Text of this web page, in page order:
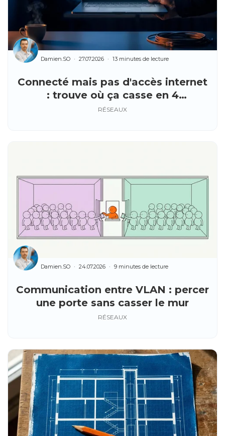
Connecté mais pas d'accès internet
: trouve où ça casse en 4
commandes
Damien.SO 27.07.2026 13 minutes de lecture
RÉSEAUX
Communication entre VLAN : percer
une porte sans casser le mur
Damien.SO 24.07.2026 9 minutes de lecture
RÉSEAUX